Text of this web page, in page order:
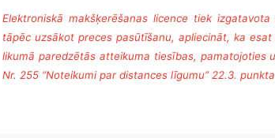
Elektroniskā makšķerēšanas licence tiek
tāpēc uzsākot preces pasūtīšanu, apliecināt, ka
likumā paredzētās atteikuma tiesības, pamatojoties
Nr. 255 “Noteikumi par distances līgumu” 22.3.